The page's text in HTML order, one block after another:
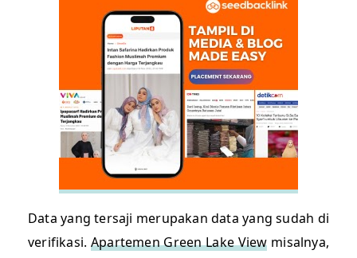
Data yang tersaji merupakan data yang sudah di
verifikasi. Apartemen Green Lake View misalnya,